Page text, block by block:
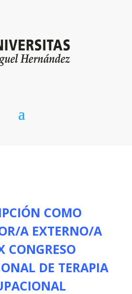
COMO
A EXTERNO/A
CONGRESO
DE TERAPIA